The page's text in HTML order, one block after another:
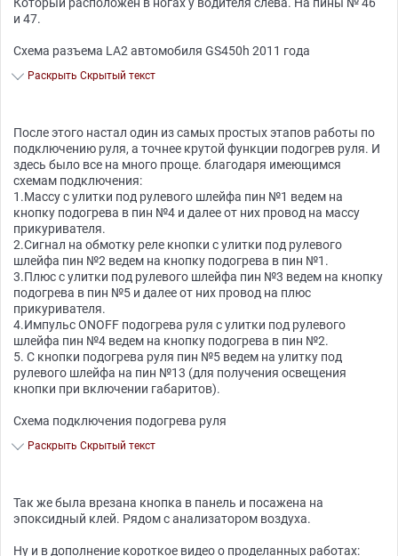
Который расположен в ногах у водителя слева. На пины № 46
и 47.
Схема разъема LA2 автомобиля GS450h 2011 года
Раскрыть Скрытый текст
После этого настал один из самых простых этапов работы по
подключению руля, а точнее крутой функции подогрев руля. И
здесь было все на много проще. благодаря имеющимся
схемам подключения:
1.Массу с улитки под рулевого шлейфа пин №1 ведем на
кнопку подогрева в пин №4 и далее от них провод на массу
прикуривателя.
2.Сигнал на обмотку реле кнопки с улитки под рулевого
шлейфа пин №2 ведем на кнопку подогрева в пин №1.
3.Плюс с улитки под рулевого шлейфа пин №3 ведем на кнопку
подогрева в пин №5 и далее от них провод на плюс
прикуривателя.
4.Импульс ONOFF подогрева руля с улитки под рулевого
шлейфа пин №4 ведем на кнопку подогрева в пин №2.
5. С кнопки подогрева руля пин №5 ведем на улитку под
рулевого шлейфа на пин №13 (для получения освещения
кнопки при включении габаритов).
Схема подключения подогрева руля
Раскрыть Скрытый текст
Так же была врезана кнопка в панель и посажена на
эпоксидный клей. Рядом с анализатором воздуха.
Ну и в дополнение короткое видео о проделанных работах: